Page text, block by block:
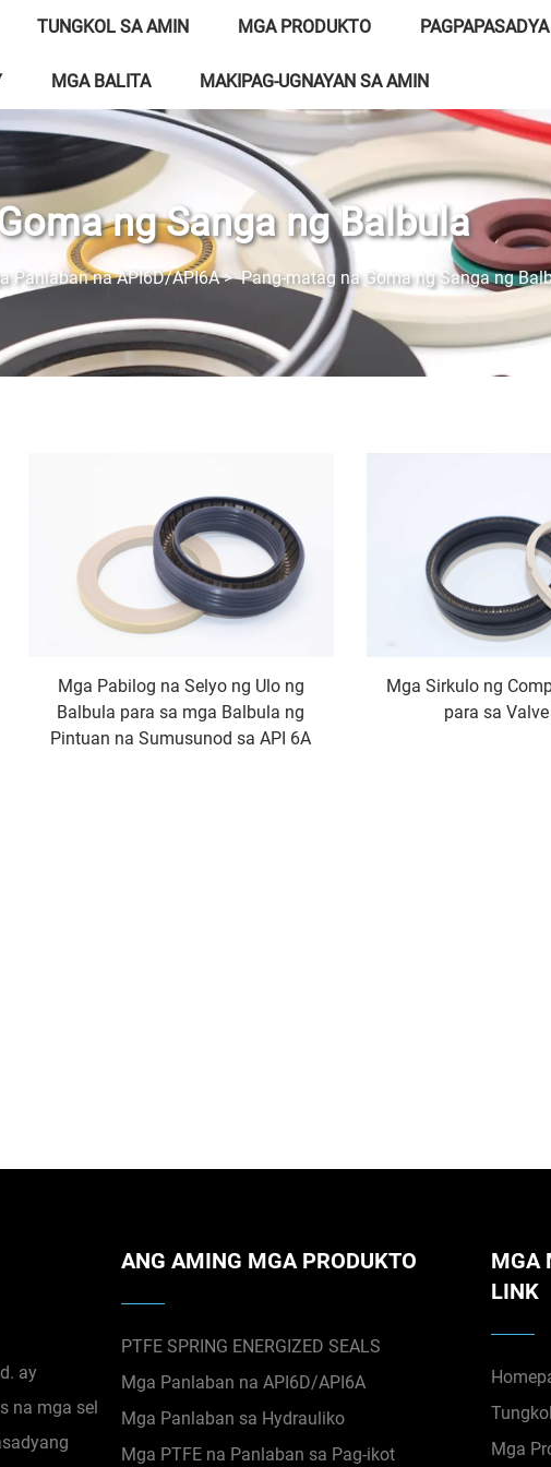
TUNGKOL SA AMIN MGA PRODUKTO PAGPAPASADYA
MGA BALITA MAKIPAG-UGNAYAN SA AMIN
ng Sanga ng Balbula
Panlaban na API6D/API6A>Pang-matag na Goma ng Sanga ng
Mga Pabilog na Selyo ng Ulo ng
Balbula para sa mga Balbula ng
Pintuan na Sumusunod sa API 6A
Mga Sirkulo ng
para sa
ay
na mga sel
ANG AMING MGA PRODUKTO
PTFE SPRING ENERGIZED SEALS
Mga Panlaban na API6D/API6A
Mga Panlaban sa Hydrauliko
Mga PTFE na Panlaban sa Pag-ikot
MGA
LINK
Mga